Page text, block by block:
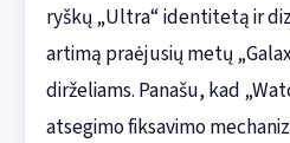
ryškų „Ultra“ identitetą ir
artimą praėjusių metų
dirželiams. Panašu, kad
atsegimo fiksavimo